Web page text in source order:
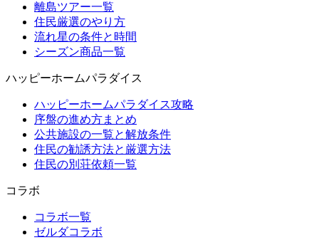
離島ツアー一覧
住民厳選のやり方
流れ星の条件と時間
シーズン商品一覧
ハッピーホームパラダイス
ハッピーホームパラダイス攻略
序盤の進め方まとめ
公共施設の一覧と解放条件
住民の勧誘方法と厳選方法
住民の別荘依頼一覧
コラボ
コラボ一覧
ゼルダコラボ